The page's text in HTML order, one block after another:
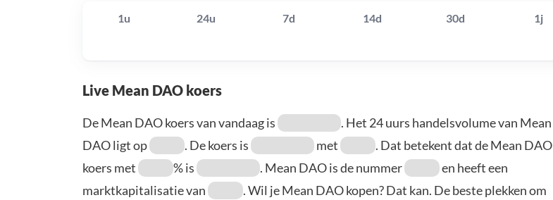
1u 24u 7d 14d 30d 1j
Live Mean DAO koers
De Mean DAO koers van vandaag is
. Het 24 uurs handelsvolume van Mean
DAO ligt op
. De koers is met
. Dat betekent dat de Mean DAO
koers met
% is . Mean DAO is de nummer
en heeft een
marktkapitalisatie van
. Wil je Mean DAO kopen? Dat kan. De beste plekken om